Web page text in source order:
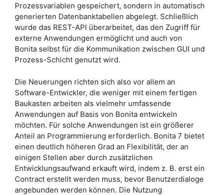
Prozessvariablen gespeichert, sondern in automatisch
generierten Datenbanktabellen abgelegt. Schließlich
wurde das REST-API überarbeitet, das den Zugriff für
externe Anwendungen ermöglicht und auch von
Bonita selbst für die Kommunikation zwischen GUI und
Prozess-Schicht genutzt wird.
Die Neuerungen richten sich also vor allem an
Software-Entwickler, die weniger mit einem fertigen
Baukasten arbeiten als vielmehr umfassende
Anwendungen auf Basis von Bonita entwickeln
möchten. Für solche Anwendungen ist ein größerer
Anteil an Programmierung erforderlich. Bonita 7 bietet
einen deutlich höheren Grad an Flexibilität, der an
einigen Stellen aber durch zusätzlichen
Entwicklungsaufwand erkauft wird, indem z. B. erst ein
Contract erstellt werden muss, bevor Benutzerdialoge
angebunden werden können. Die Nutzung